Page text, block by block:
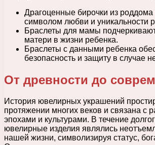
Драгоценные бирочки из роддома
символом любви и уникальности
Браслеты для мамы
матери в жизни ребенка.
Браслеты с данными ребенка
безопасность и защиту в случае
От древности до
История ювелирных украшений
протяжении многих веков и связана с
эпохами и культурами. В течение
ювелирные изделия являлись
нашей жизни, символизируя статус,